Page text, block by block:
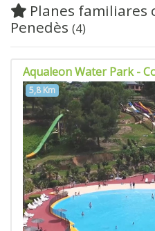
Planes familiares
Penedès (4)
Aqualeon Water Park -
5,8 Km